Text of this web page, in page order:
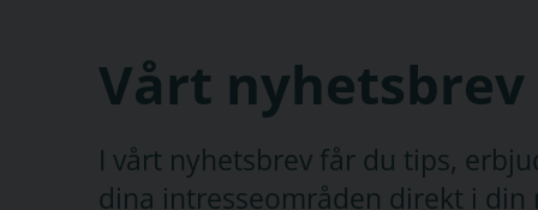
naturorienterade ämnen
skolböcker inom ämnena för lärande och
samhällskunskap
företagsekonomi, ledarskap och
media och kommunikation. Vi har även
Vårt nyhetsbrev
I vårt nyhetsbrev får du tips,
dina intresseområden direkt i din